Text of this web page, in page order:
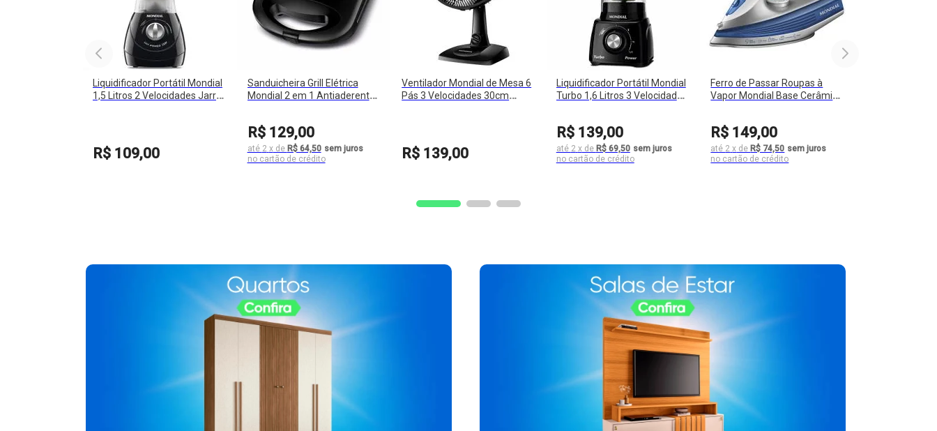
Liquidificador Portátil Mondial
1,5 Litros 2 Velocidades Jarra
R$ 109,00
Sanduicheira Grill Elétrica
Mondial 2 em 1 Antiaderente
R$ 129,00
até 2 xde R$ 64,50 sem juros
Ventilador Mondial de Mesa 6
Pás 3 Velocidades 30cm
R$ 139,00
Liquidificador Portátil Mondial
Turbo 1,6 Litros 3 Velocidades
R$ 139,00
até 2 xde R$ 69,50 sem juros
Ferro de Passar Roupas à
Vapor Mondial Base Cerâmica
R$ 149,00
até 2 x de R$ 74,50 sem juros